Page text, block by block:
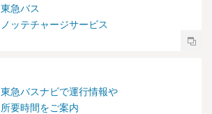
東急バス
ノッテチャージサービス
東急バスナビで運行情報や
所要時間をご案内